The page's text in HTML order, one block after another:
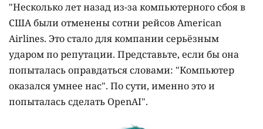
"Несколько лет назад из-за компьютерного сбоя в
США были отменены сотни рейсов American
Airlines. Это стало для компании серьёзным
ударом по репутации. Представьте, если бы она
попыталась оправдаться словами: "Компьютер
оказался умнее нас". По сути, именно это и
попыталась сделать OpenAI".